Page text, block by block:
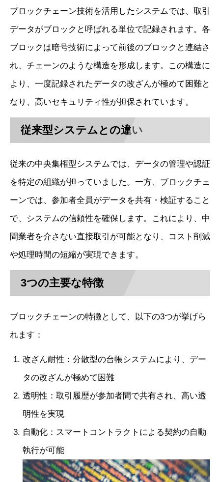
ブロックチェーン技術を活用したシステムでは、取引
データがブロックと呼ばれる単位で記録されます。各
ブロックは暗号技術によって前後のブロックと連結さ
れ、チェーンのような構造を形成します。この構造に
より、一度記録されたデータの改ざんが極めて困難と
なり、高いセキュリティ性が担保されています。
従来型システムとの違い
従来の中央集権型システムでは、データの管理や認証
を特定の組織が担っていました。一方、ブロックチェ
ーンでは、参加者全員がデータを共有・検証すること
で、システムの信頼性を確保します。これにより、中
間業者を介さない直接取引が可能となり、コスト削減
や処理時間の短縮が実現できます。
3つの主要な特徴
ブロックチェーンの特徴として、以下の3つが挙げら
れます：
改ざん耐性：分散型の台帳システムにより、デー
タの改ざんが極めて困難
透明性：取引履歴が参加者間で共有され、高い透
明性を実現
自動化：スマートコントラクトによる契約の自動
執行が可能